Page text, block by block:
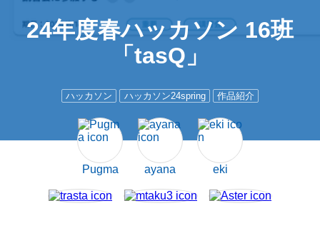
24年度春ハッカソン 16班
「tasQ」
ハッカソン ハッカソン24spring 作品紹介
Pugma ayana eki